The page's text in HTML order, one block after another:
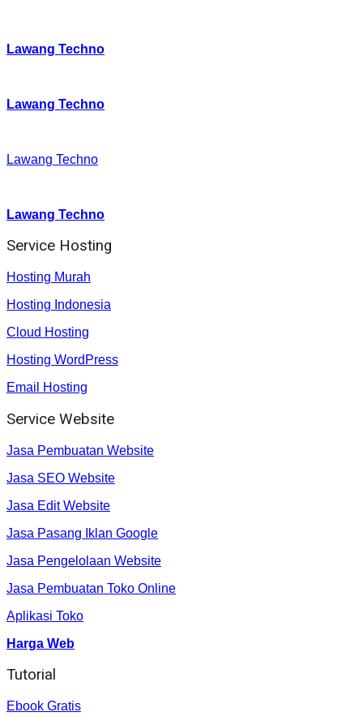
Lawang Techno
Lawang Techno
Lawang Techno
Lawang Techno
Service Hosting
Hosting Murah
Hosting Indonesia
Cloud Hosting
Hosting WordPress
Email Hosting
Service Website
Jasa Pembuatan Website
Jasa SEO Website
Jasa Edit Website
Jasa Pasang Iklan Google
Jasa Pengelolaan Website
Jasa Pembuatan Toko Online
Aplikasi Toko
Harga Web
Tutorial
Ebook Gratis